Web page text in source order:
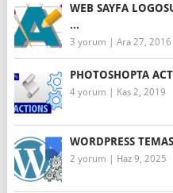
WEB SAYFA
...
3 yorum | Ara 27, 2016
PHOTOSHOPTA
4 yorum | Kas 2, 2019
WORDPRESS
2 yorum | Haz 9, 2025